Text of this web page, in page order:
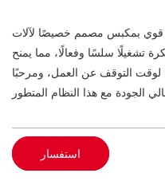
قوي بمكبس مصمم خصيصًا لآلات
تشغيلًا سلسًا وفعالًا، مما يمنح
لوقت التوقف عن العمل، ومرحبًا
استفسار